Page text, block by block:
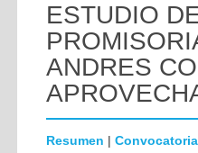
ESTUDIO
ANDRES
Resumen | Convocatoria